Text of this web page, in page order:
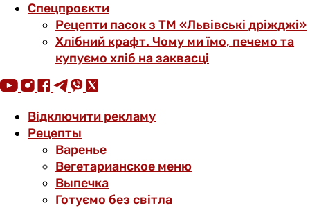
Спецпроєкти
Рецепти пасок з ТМ «Львівські дріжджі»
Хлібний крафт. Чому ми їмо, печемо та
купуємо хліб на заквасці
Відключити рекламу
Рецепты
Варенье
Вегетарианское меню
Выпечка
Готуємо без світла